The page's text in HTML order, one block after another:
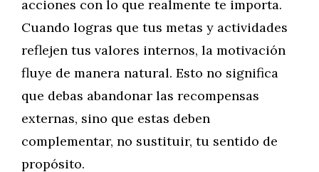
acciones con lo que realmente te importa.
Cuando logras que tus metas y actividades
reflejen tus valores internos, la motivación
fluye de manera natural. Esto no significa
que debas abandonar las recompensas
externas, sino que estas deben
complementar, no sustituir, tu sentido de
propósito.